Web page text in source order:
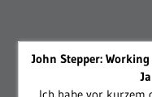
John Stepper: